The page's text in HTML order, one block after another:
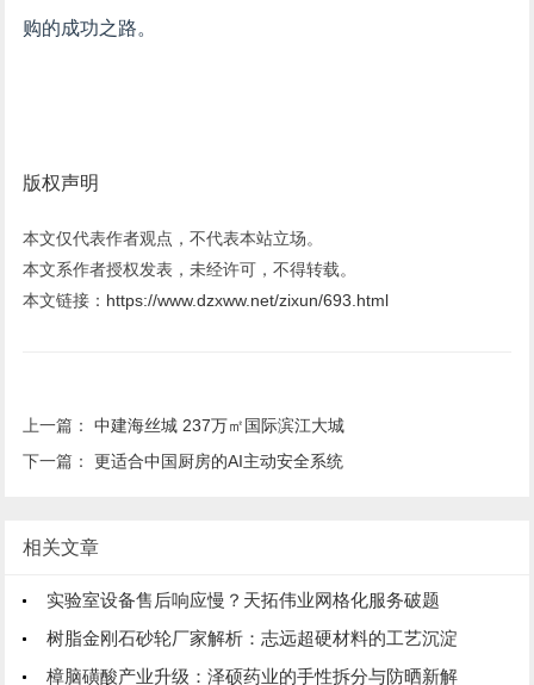
购的成功之路。
版权声明
本文仅代表作者观点，不代表本站立场。
本文系作者授权发表，未经许可，不得转载。
本文链接： https://www.dzxww.net/zixun/693.html
上一篇：中建海丝城 237万㎡国际滨江大城
下一篇：更适合中国厨房的AI主动安全系统
相关文章
实验室设备售后响应慢？天拓伟业网格化服务破题
树脂金刚石砂轮厂家解析：志远超硬材料的工艺沉淀
樟脑磺酸产业升级：泽硕药业的手性拆分与防晒新解